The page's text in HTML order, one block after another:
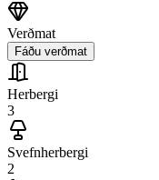
Verðmat
Fáðu verðmat
Herbergi
3
Svefnherbergi
2